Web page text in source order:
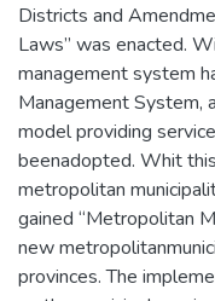
Districts and
Laws” was enacted.
management system
Management System,
model providing
beenadopted. Whit
metropolitan
gained “Metropolitan
new
provinces. The